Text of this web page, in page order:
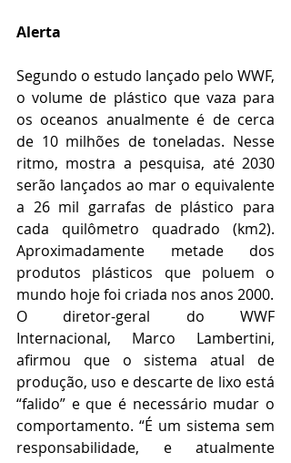
Alerta
Segundo o estudo lançado pelo WWF,
o volume de plástico que vaza para
os oceanos anualmente é de cerca
de 10 milhões de toneladas. Nesse
ritmo, mostra a pesquisa, até 2030
serão lançados ao mar o equivalente
a 26 mil garrafas de plástico para
cada quilômetro quadrado (km2).
Aproximadamente metade dos
produtos plásticos que poluem o
mundo hoje foi criada nos anos 2000.
O diretor-geral do WWF
Internacional, Marco Lambertini,
afirmou que o sistema atual de
produção, uso e descarte de lixo está
“falido” e que é necessário mudar o
comportamento. “É um sistema sem
responsabilidade, e atualmente